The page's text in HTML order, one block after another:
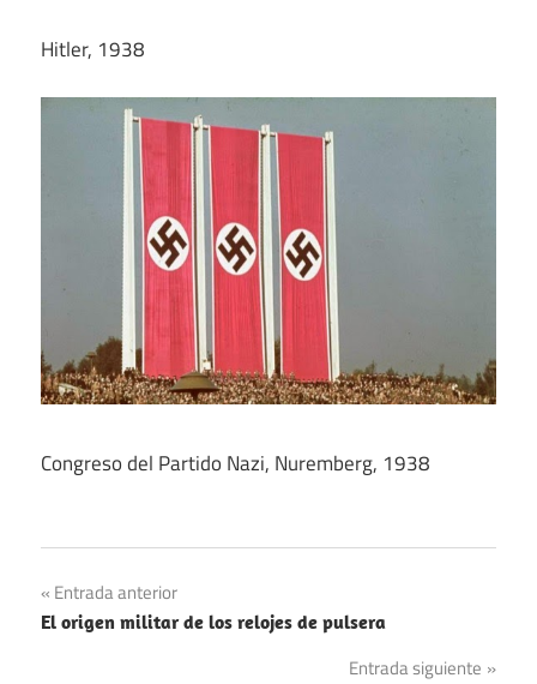
Hitler, 1938
Congreso del Partido Nazi, Nuremberg, 1938
Navegación
de
Entrada anterior
El origen militar de los relojes de pulsera
Entrada siguiente